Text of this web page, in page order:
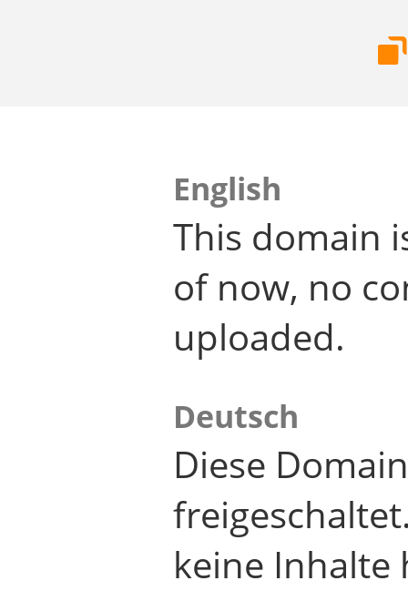
English
This domain
of now, no
uploaded.
Deutsch
Diese
keine Inhalte